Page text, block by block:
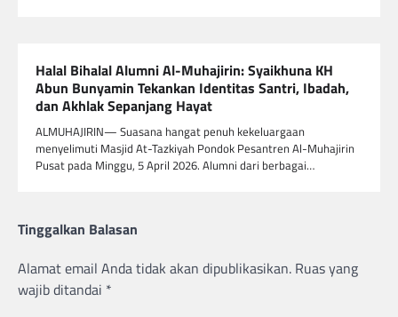
Halal Bihalal Alumni Al-Muhajirin: Syaikhuna KH
Abun Bunyamin Tekankan Identitas Santri, Ibadah,
dan Akhlak Sepanjang Hayat
ALMUHAJIRIN— Suasana hangat penuh kekeluargaan
menyelimuti Masjid At-Tazkiyah Pondok Pesantren Al-Muhajirin
Pusat pada Minggu, 5 April 2026. Alumni dari berbagai…
Tinggalkan Balasan
Alamat email Anda tidak akan dipublikasikan. Ruas yang
wajib ditandai *